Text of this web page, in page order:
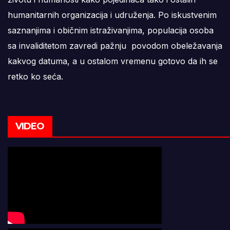
humanitarnih organizacija i udruženja. Po iskustvenim
saznanjima i običnim istraživanjima, populacija osoba
sa invaliditetom zavredi pažnju povodom obeležavanja
kakvog datuma, a u ostalom vremenu gotovo da ih se
retko ko seća.
VIDEO